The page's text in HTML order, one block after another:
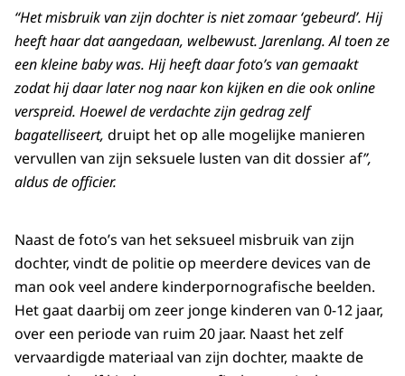
“Het misbruik van zijn dochter is niet zomaar ‘gebeurd’. Hij
heeft haar dat aangedaan, welbewust. Jarenlang. Al toen ze
een kleine baby was. Hij heeft daar foto’s van gemaakt
zodat hij daar later nog naar kon kijken en die ook online
verspreid. Hoewel de verdachte zijn gedrag zelf
bagatelliseert, druipt het op alle mogelijke manieren
vervullen van zijn seksuele lusten van dit dossier af”,
aldus de officier.
Naast de foto’s van het seksueel misbruik van zijn
dochter, vindt de politie op meerdere devices van de
man ook veel andere kinderpornografische beelden.
Het gaat daarbij om zeer jonge kinderen van 0-12 jaar,
over een periode van ruim 20 jaar. Naast het zelf
vervaardigde materiaal van zijn dochter, maakte de